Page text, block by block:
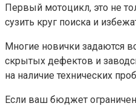
Первый мотоцикл, это не
сузить круг поиска и
Многие новички задаются
скрытых дефектов и
на наличие технических
Если ваш бюджет